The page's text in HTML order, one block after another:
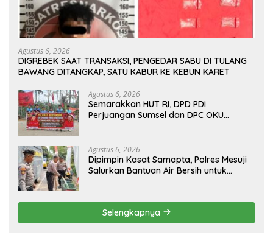
Agustus 6, 2026
DIGREBEK SAAT TRANSAKSI, PENGEDAR SABU DI TULANG
BAWANG DITANGKAP, SATU KABUR KE KEBUN KARET
Agustus 6, 2026
Semarakkan HUT RI, DPD PDI
Perjuangan Sumsel dan DPC OKU
Agustus 6, 2026
Dipimpin Kasat Samapta, Polres Mesuji
Salurkan Bantuan Air Bersih untuk
Selengkapnya